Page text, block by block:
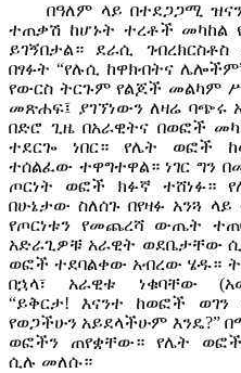
በዓለም ላይ በተደጋጋሚ
ተጠቃሽ ከሆኑት ተረቶች መካከል
ይገኝበታል። ደራሲ ገብረክርስቶስ
በፃፉት “የሉሲ ከዋክብትና
የውርስ ትርጉም የልጆች መልካም
መጽሐፍ፤ ያገኘነውን ለዛሬ ባጭሩ
በድሮ ጊዜ በአራዊትና በወፎች
ተደርጐ ነበር። የሌት ወፎች
ተሰልፈው ተዋግተዋል። ነገር ግን
ጦርነት ወፎች ክፉኛ ተሸነፉ።
በሁኔታው ስለሰጉ በየዛፉ አንጓ
የጦርነቱን የመጨረሻ ውጤት
አድራጊዎቹ አራዊት ወደቤታቸው
ወፎች ተደባልቀው አብረው ሄዱ።
በኋላ፣ አራዊቱ ነቁባቸው
“ይቅርታ! እናንተ ከወፎች ወገን
የወጋችሁን አይደላችሁም እንዴ?”
ወፎችን ጠየቋቸው። የሌት
ሲሉ መለሱ።